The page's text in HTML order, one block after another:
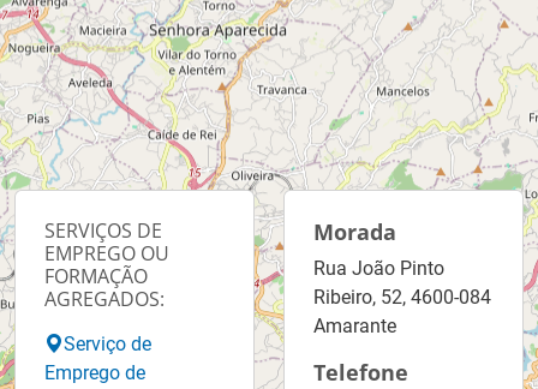
SERVIÇOS DE
EMPREGO OU
FORMAÇÃO
AGREGADOS:
Serviço de
Emprego de
Morada
Rua João Pinto
Ribeiro, 52, 4600-084
Amarante
Telefone